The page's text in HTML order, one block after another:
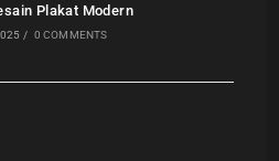
Plakat Modern
/ 0 COMMENTS